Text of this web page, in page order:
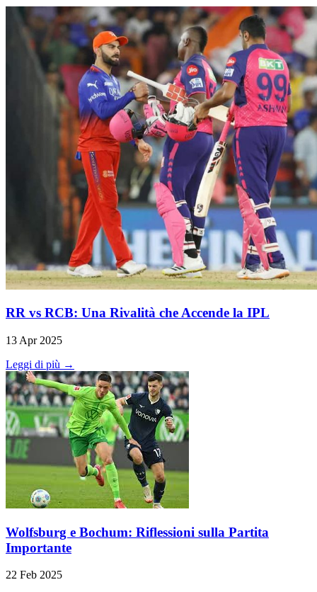
RR vs RCB: Una Rivalità che Accende la IPL
13 Apr 2025
Leggi di più →
Wolfsburg e Bochum: Riflessioni sulla Partita
Importante
22 Feb 2025